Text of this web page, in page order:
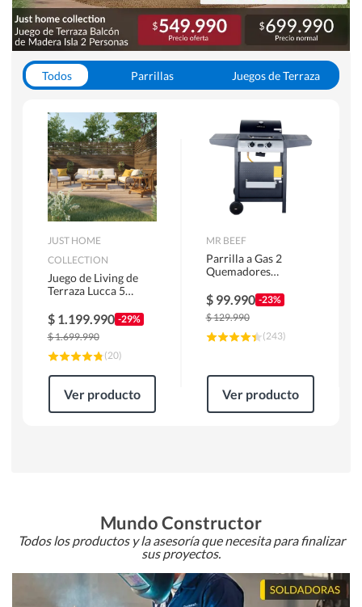
Todos Parrillas
Juegos de Terraza
JUST HOME
COLLECTION
Juego de Living de
Terraza Lucca 5
$ 1.199.990 -29%
$1.699.990
(20)
Ver producto
MR BEEF
Parrilla a Gas 2
Quemadores
$ 99.990 -23%
$129.990
(243)
Ver producto
Mundo Constructor
Todos los productos y la asesoría que necesita para finalizar
sus proyectos.